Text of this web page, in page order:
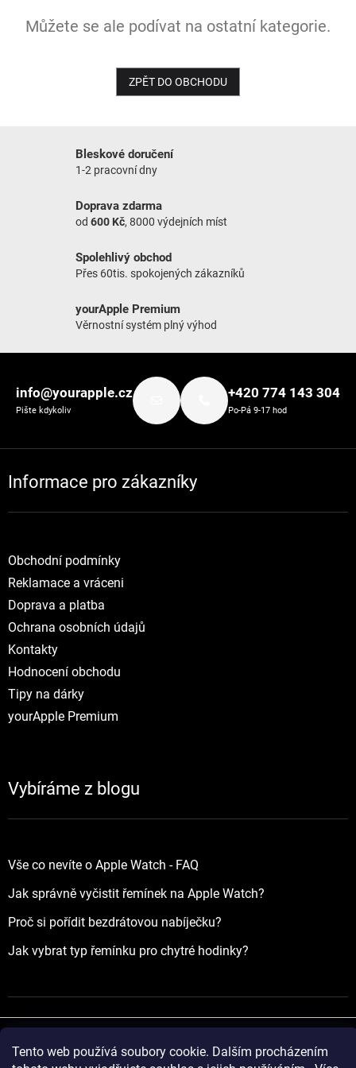
Tento web používá soubory cookie. Dalším procházením
NOVINKY
Můžete se ale podívat na ostatní kategorie.
ZPĚT DO OBCHODU
Bleskové doručení
1-2 pracovní dny
Doprava zdarma
od 600 Kč, 8000 výdejních míst
Spolehlivý obchod
Přes 60tis. spokojených zákazníků
yourApple Premium
Věrnostní systém plný výhod
info@yourapple.cz
Pište kdykoliv
+420 774 143 304
Po-Pá 9-17 hod
Informace pro zákazníky
Obchodní podmínky
Reklamace a vráceni
Doprava a platba
Ochrana osobních údajů
Kontakty
Hodnocení obchodu
Tipy na dárky
yourApple Premium
Vybíráme z blogu
Vše co nevíte o Apple Watch - FAQ
Jak správně vyčistit řemínek na Apple Watch?
Proč si pořídit bezdrátovou nabíječku?
Jak vybrat typ řemínku pro chytré hodinky?
Vytvořil Shoptet